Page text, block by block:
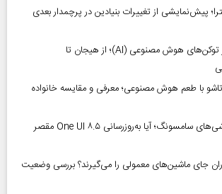
اس ۲۷ اولترا؛ پیش‌نمایشی از تغییرات بنیادین در پرچمدار بعدی
رشد خیره‌کننده بازار توکن‌های هوش مصنوعی (AI)؛ از هیجان تا
با طعم هوش مصنوعی؛ معرفی و مقایسه خانواده
بحران باتری در گوشی‌های سامسونگ؛ آیا به‌روزرسانی One UI ۸.۵ مقصر
جای ماشین‌های معمولی را می‌گیرند؟ بررسی وضعیت